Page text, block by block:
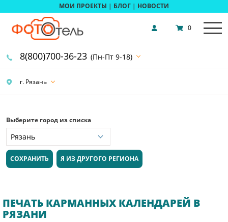
МОИ ПРОЕКТЫ | БЛОГ | НОВОСТИ
г. Рязань
8(800)700-36-23 (Пн-Пт 9-18)
0
Выберите город из списка
СОХРАНИТЬ Я ИЗ ДРУГОГО РЕГИОНА
ПЕЧАТЬ КАРМАННЫХ КАЛЕНДАРЕЙ В
РЯЗАНИ